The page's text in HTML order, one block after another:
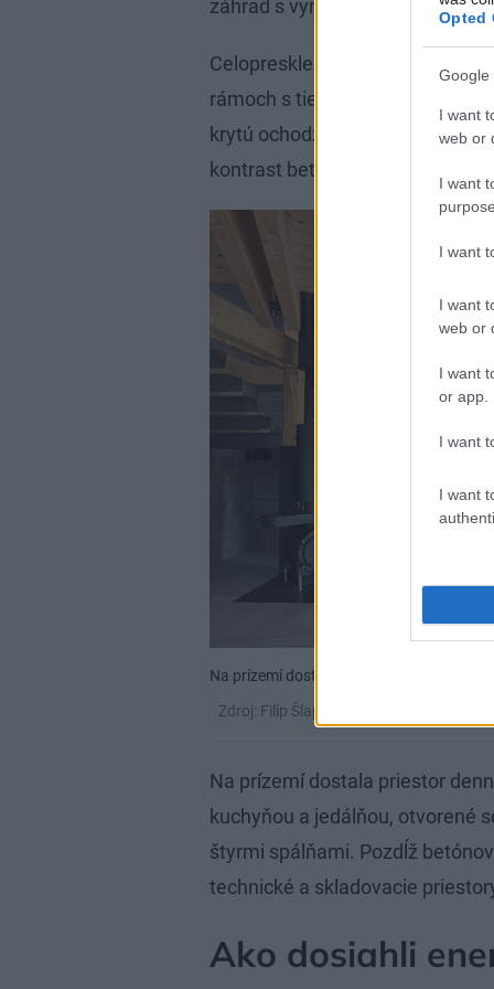
Opted
Google
I want
web or
I want
I want
I want
web or
I want
or app.
I want
I want
záhrad s vyrastenými stromami.
Celopresklenú fasádu stavby jej
rámoch s tieniacimi žalúziami.
krytú ochodzu. Prízemie
kontrast betónových a
Na prízemí dostala priestor denná zóna,
Zdroj: Filip Šlapal
Na prízemí dostala priestor
kuchyňou a jedálňou, otvorené
štyrmi spálňami. Pozdĺž
technické a skladovacie
Ako dosiahli